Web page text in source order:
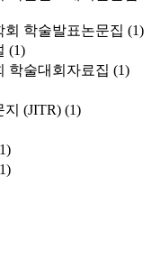
학술발표논문집 (1)
(1)
학술대회자료집 (1)
지 (JITR) (1)